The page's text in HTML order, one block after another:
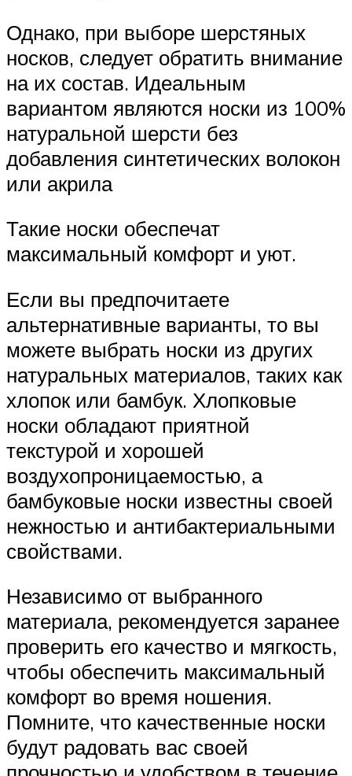
Однако, при выборе шерстяных
носков, следует обратить внимание
на их состав. Идеальным
вариантом являются носки из 100%
натуральной шерсти без
добавления синтетических волокон
или акрила
Такие носки обеспечат
максимальный комфорт и уют.
Если вы предпочитаете
альтернативные варианты, то вы
можете выбрать носки из других
натуральных материалов, таких как
хлопок или бамбук. Хлопковые
носки обладают приятной
текстурой и хорошей
воздухопроницаемостью, а
бамбуковые носки известны своей
нежностью и антибактериальными
свойствами.
Независимо от выбранного
материала, рекомендуется заранее
проверить его качество и мягкость,
чтобы обеспечить максимальный
комфорт во время ношения.
Помните, что качественные носки
будут радовать вас своей